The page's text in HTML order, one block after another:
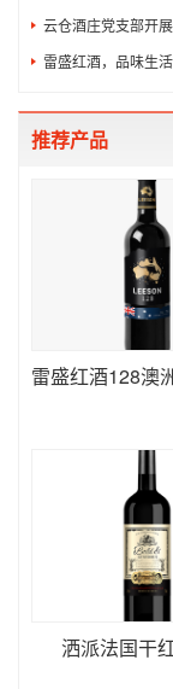
云仓酒庄党支部开展“
雷盛红酒，品味生
推荐产品
洒派法国干